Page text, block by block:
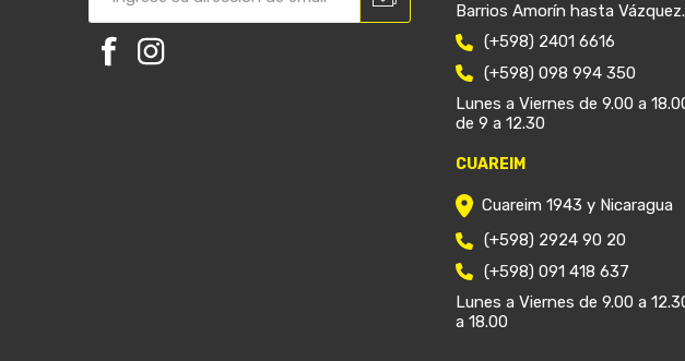
Barrios Amorín hasta Vázquez.
(+598) 2401 6616
(+598) 098 994 350
Lunes a Viernes de 9.00 a
de 9 a 12.30
CUAREIM
Cuareim 1943 y Nicaragua
(+598) 2924 90 20
(+598) 091 418 637
Lunes a Viernes de 9.00 a
a 18.00